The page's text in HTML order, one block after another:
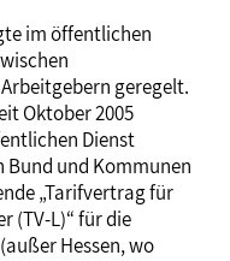
im öffentlichen
geregelt.
Oktober 2005
Dienst
Bund und Kommunen
„Tarifvertrag für
(TV-L)“ für die
Hessen, wo